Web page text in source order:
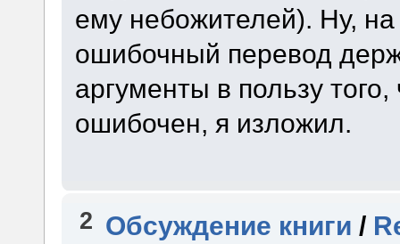
ему небожителей). Ну, на
ошибочный перевод
аргументы в пользу
ошибочен, я изложил.
2 Обсуждение книги /